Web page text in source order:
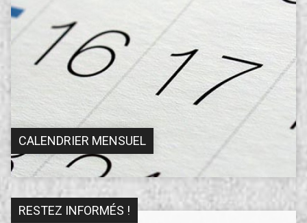
CALENDRIER MENSUEL
RESTEZ INFORMÉS !